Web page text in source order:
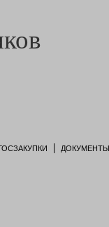
ДОКУМЕНТЫ